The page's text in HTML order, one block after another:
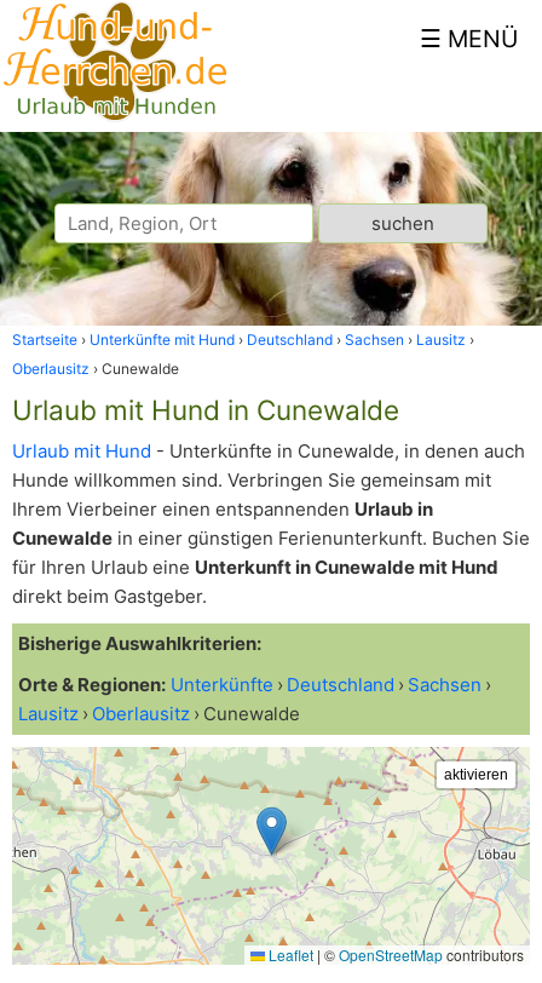
Startseite Unterkünfte mit Hund Deutschland Sachsen
Lausitz
Oberlausitz
Cunewalde
Urlaub mit Hund in Cunewalde
Urlaub mit Hund - Unterkünfte in Cunewalde, in denen auch
Hunde willkommen sind. Verbringen Sie gemeinsam mit
Ihrem Vierbeiner einen entspannenden Urlaub in
Cunewalde in einer günstigen Ferienunterkunft. Buchen Sie
für Ihren Urlaub eine Unterkunft in Cunewalde mit Hund
direkt beim Gastgeber.
Bisherige Auswahlkriterien:
Orte & Regionen: Unterkünfte Deutschland
Sachsen
Lausitz
Oberlausitz Cunewalde
Leaflet | ©OpenStreetMapcontributors